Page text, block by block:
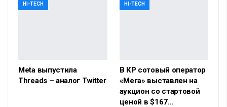
HI-TECH
Meta выпустила
Threads – аналог Twitter
HI-TECH
В КР сотовый оператор
«Мега» выставлен на
аукцион со стартовой
ценой в $167…